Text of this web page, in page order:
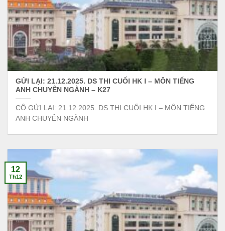
GỬI LẠI: 21.12.2025. DS THI CUỐI HK I – MÔN TIẾNG
ANH CHUYÊN NGÀNH – K27
CÔ GỬI LẠI: 21.12.2025. DS THI CUỐI HK I – MÔN TIẾNG
ANH CHUYÊN NGÀNH
12
Th12